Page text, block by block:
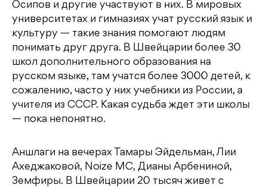
Осипов и другие участвуют в них. В мировых
университетах и гимназиях учат русский язык и
культуру — такие знания помогают людям
понимать друг друга. В Швейцарии более 30
школ дополнительного образования на
русском языке, там учатся более 3000 детей, к
сожалению, часто у них учебники из России, а
учителя из СССР. Какая судьба ждет эти школы
— пока непонятно.
Аншлаги на вечерах Тамары Эйдельман, Лии
Ахеджаковой, Noize MС, Дианы Арбениной,
Земфиры. В Швейцарии 20 тысяч живет с